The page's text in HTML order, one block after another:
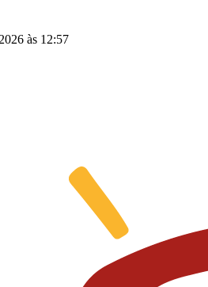
às 12:57